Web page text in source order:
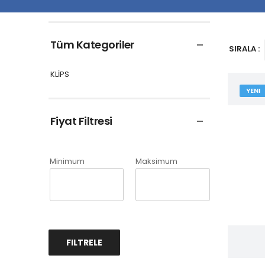
Tüm Kategoriler
KLİPS
Fiyat Filtresi
Minimum Maksimum
FILTRELE
SIRALA :
YENI